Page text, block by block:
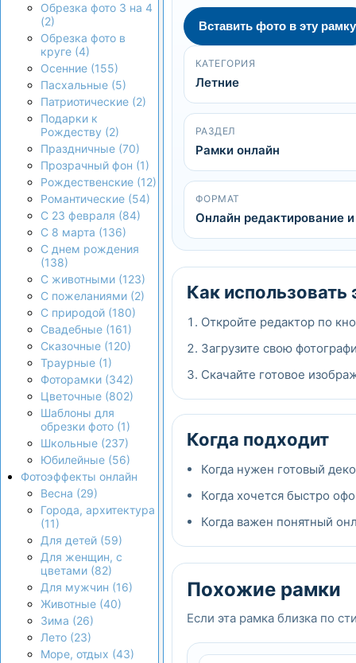
Обрезка фото 3 на 4
(2)
Обрезка фото в
круге (4)
Осенние (155)
Пасхальные (5)
Патриотические (2)
Подарки к
Рождеству (2)
Праздничные (70)
Прозрачный фон (1)
Рождественские (12)
Романтические (54)
С 23 февраля (84)
С 8 марта (136)
С днем рождения
(138)
С животными (123)
С пожеланиями (2)
С природой (180)
Свадебные (161)
Сказочные (120)
Траурные (1)
Фоторамки (342)
Цветочные (802)
Шаблоны для
обрезки фото (1)
Школьные (237)
Юбилейные (56)
Фотоэффекты онлайн
Весна (29)
Города, архитектура
(11)
Для детей (59)
Для женщин, с
цветами (82)
Для мужчин (16)
Животные (40)
Зима (26)
Лето (23)
Море, отдых (43)
Вставить фото в эту рамку
КАТЕГОРИЯ
Летние
РАЗДЕЛ
Рамки онлайн
ФОРМАТ
Онлайн редактирование
Как использовать
Откройте редактор по
Загрузите свою
Скачайте готовое
Когда подходит
Когда нужен готовый
Когда хочется быстро
Когда важен понятный
Похожие рамки
Если эта рамка близка по